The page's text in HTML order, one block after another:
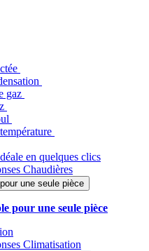
gaz
en quelques clics
Chaudières
une seule pièce
pour une seule pièce
Climatisation